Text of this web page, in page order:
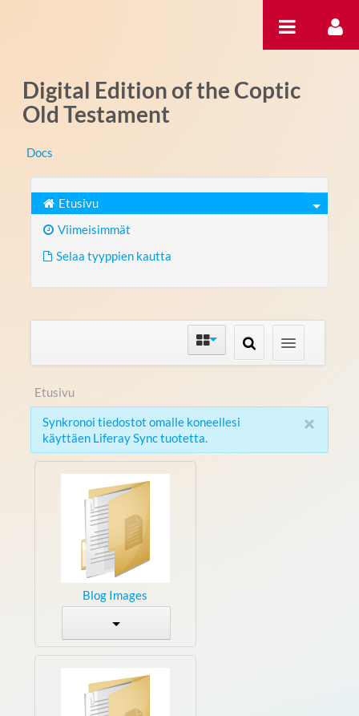
Digital Edition of the Coptic
Old Testament
Docs
Etusivu
Viimeisimmät
Selaa tyyppien kautta
Etusivu
×
Synkronoi tiedostot omalle koneellesi
käyttäen Liferay Sync tuotetta.
Blog Images